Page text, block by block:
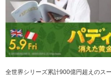
全世界シリーズ累計900億円超えのス